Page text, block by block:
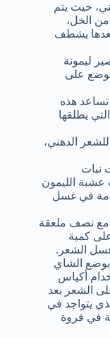
حيث يتم
الخل،
يشطف
ليمونة
توضع على
هذه
يطلقها
الدهني،
نبات
عشبة الليمون
في غسل
مع نصف ملعقة
كمية
الشعر.
الشاي
أكياس
الشعر بعد
يتواجد في
في فروة